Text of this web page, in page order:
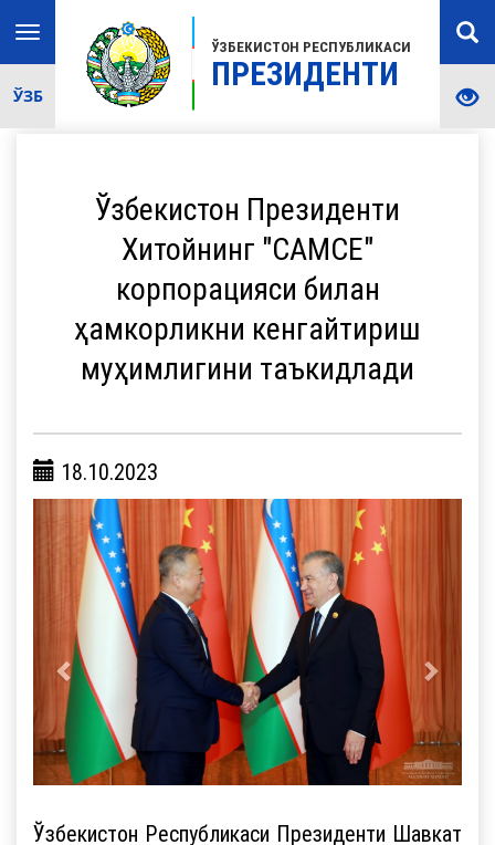
ЎЗБЕКИСТОН РЕСПУБЛИКАСИ
ПРЕЗИДЕНТИ
Toggle
navigation
ЎЗБ
Ўзбекистон Президенти
Хитойнинг "CAMCE"
корпорацияси билан
ҳамкорликни кенгайтириш
муҳимлигини таъкидлади
18.10.2023
Ўзбекистон Республикаси Президенти Шавкат